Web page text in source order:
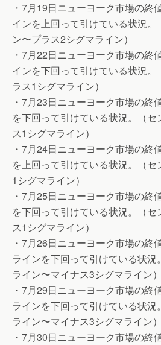
・7月19日ニューヨーク市場の終
インを上回って引けている状況。
ン〜プラス2シグマライン）
・7月22日ニューヨーク市場の終
インを下回って引けている状況
ラス1シグマライン）
・7月23日ニューヨーク市場の終
を下回って引けている状況。（
ス1シグマライン）
・7月24日ニューヨーク市場の終
を上回って引けている状況。（
1シグマライン）
・7月25日ニューヨーク市場の終
を下回って引けている状況。（
ス1シグマライン）
・7月26日ニューヨーク市場の終
ラインを下回って引けている状
ライン〜マイナス3シグマライン）
・7月29日ニューヨーク市場の終
ラインを下回って引けている状
ライン〜マイナス3シグマライン）
・7月30日ニューヨーク市場の終